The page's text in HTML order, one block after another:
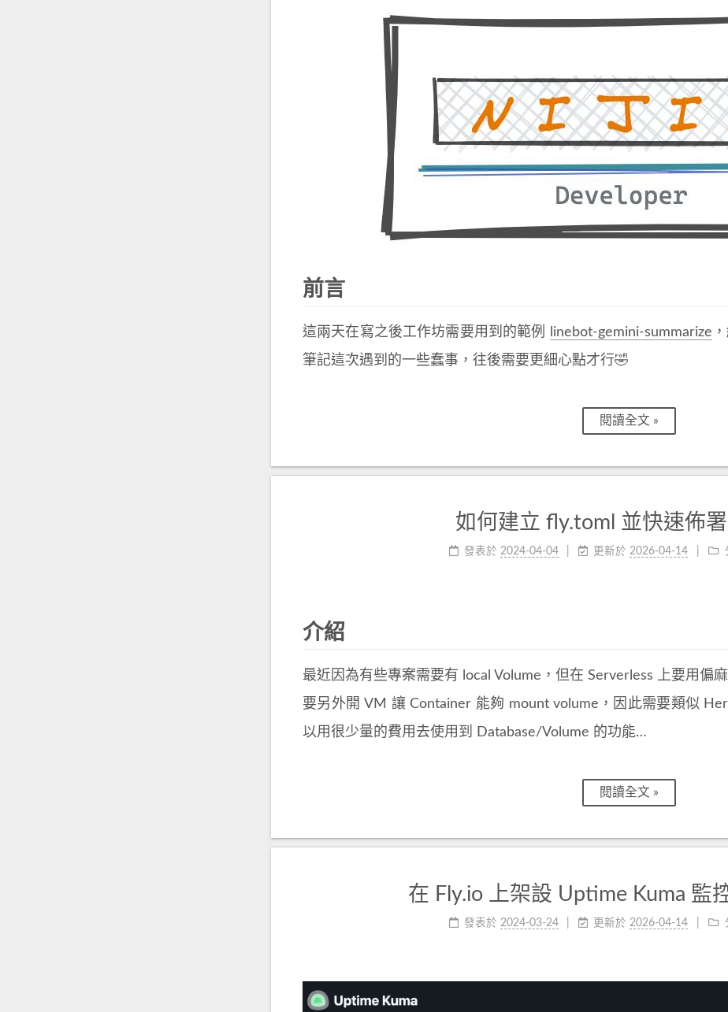
前言
這兩天在寫之後工作坊需要用到的範例 linebot-gemini-summarize
筆記這次遇到的一些蠢事，往後需要更細心點才行🤣
閱讀全文 »
如何建立 fly.toml 並快速佈
發表於 2024-04-04 更新於 2026-04-14
介紹
最近因為有些專案需要有 local Volume，但在 Serverless 上要用偏
要另外開 VM 讓 Container 能夠 mount volume，因此需要類似
以用很少量的費用去使用到 Database/Volume 的功能…
閱讀全文 »
在 Fly.io 上架設 Uptime Kuma 監
發表於 2024-03-24 更新於 2026-04-14